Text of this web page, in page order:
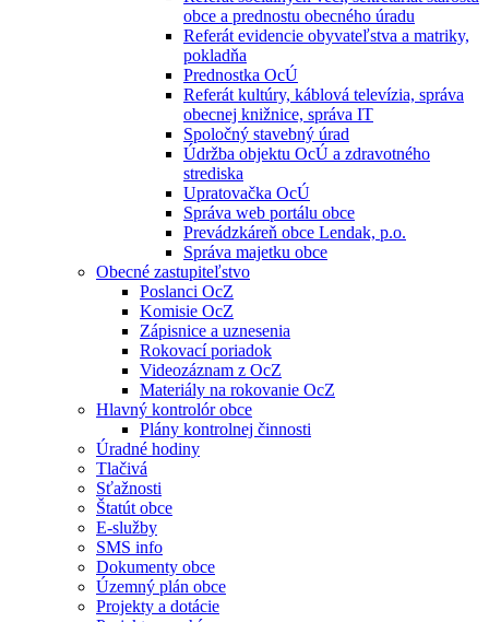
obce a prednostu obecného úradu
Referát evidencie obyvateľstva a matriky,
pokladňa
Prednostka OcÚ
Referát kultúry, káblová televízia, správa
obecnej knižnice, správa IT
Spoločný stavebný úrad
Údržba objektu OcÚ a zdravotného
strediska
Upratovačka OcÚ
Správa web portálu obce
Prevádzkáreň obce Lendak, p.o.
Správa majetku obce
Obecné zastupiteľstvo
Poslanci OcZ
Komisie OcZ
Zápisnice a uznesenia
Rokovací poriadok
Videozáznam z OcZ
Materiály na rokovanie OcZ
Hlavný kontrolór obce
Plány kontrolnej činnosti
Úradné hodiny
Tlačivá
Sťažnosti
Štatút obce
E-služby
SMS info
Dokumenty obce
Územný plán obce
Projekty a dotácie